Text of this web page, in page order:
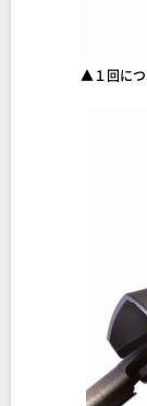
▲１回につ